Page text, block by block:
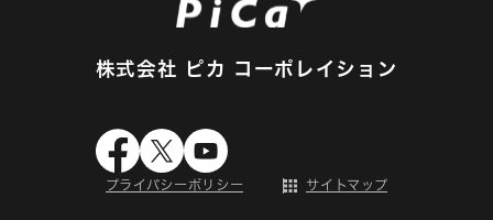
株式会社 ピカ コーポレイション
プライバシーポリシー サイトマップ